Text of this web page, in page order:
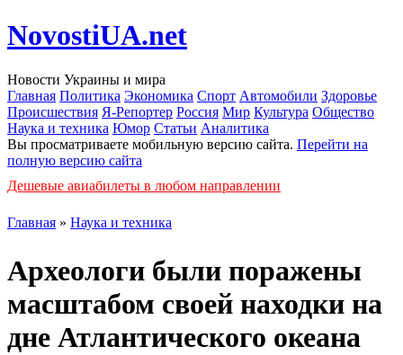
NovostiUA.net
Новости Украины и мира
Главная Политика Экономика Спорт Автомобили Здоровье
Происшествия Я-Репортер Россия Мир Культура Общество
Наука и техника Юмор Статьи Аналитика
Вы просматриваете мобильную версию сайта. Перейти на
полную версию сайта
Дешевые авиабилеты в любом направлении
Главная » Наука и техника
Археологи были поражены
масштабом своей находки на
дне Атлантического океана